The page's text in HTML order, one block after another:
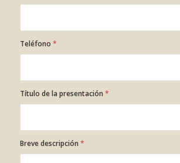
Teléfono *
Título de la presentación *
Breve descripción *